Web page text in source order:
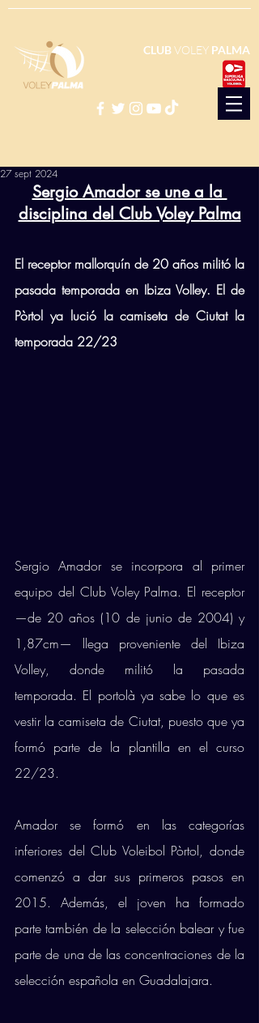
CLUBVOLEY PALMA
27 sept 2024
Sergio Amador se une a la
disciplina del Club Voley Palma
El receptor mallorquín de 20 años militó la
pasada temporada en Ibiza Volley. El de
Pòrtol ya lució la camiseta de Ciutat la
temporada 22/23
Sergio Amador se incorpora al primer
equipo del Club Voley Palma. El receptor
—de 20 años (10 de junio de 2004) y
1,87cm— llega proveniente del Ibiza
Volley, donde militó la pasada
temporada. El portolà ya sabe lo que es
vestir la camiseta de Ciutat, puesto que ya
formó parte de la plantilla en el curso
22/23.
Amador se formó en las categorías
inferiores del Club Voleibol Pòrtol, donde
comenzó a dar sus primeros pasos en
2015. Además, el joven ha formado
parte también de la selección balear y fue
parte de una de las concentraciones de la
selección española en Guadalajara.